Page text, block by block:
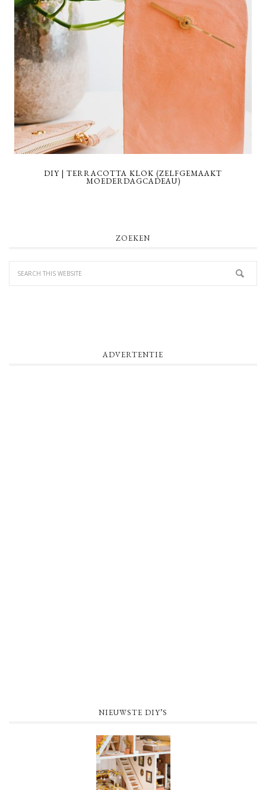
DIY | TERRACOTTA KLOK (ZELFGEMAAKT
MOEDERDAGCADEAU)
ZOEKEN
ADVERTENTIE
NIEUWSTE DIY’S